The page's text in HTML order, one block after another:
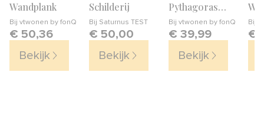
Wandplank
Bij vtwonen by fonQ
€ 50,36
Bekijk
Schilderij
Bij Saturnus TEST
€ 50,00
Bekijk
Pythagoras
Wandplank
Houders
Bij vtwonen by fonQ
€ 39,99
Bekijk
Bij
€